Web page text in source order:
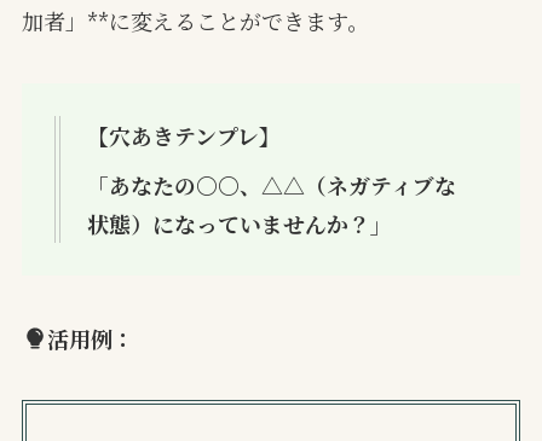
加者」**に変えることができます。
【穴あきテンプレ】
「あなたの〇〇、△△（ネガティブな
状態）になっていませんか？」
活用例：